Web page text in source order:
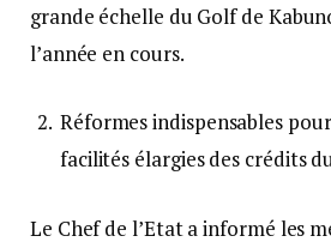
grande échelle du Golf de
l’année en cours.
Réformes indispensables
facilités élargies des crédits
Le Chef de l’Etat a informé les